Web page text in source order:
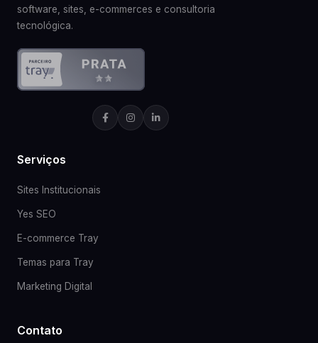
software, sites, e-commerces e consultoria
tecnológica.
Serviços
Sites Institucionais
Yes SEO
E-commerce Tray
Temas para Tray
Marketing Digital
Contato